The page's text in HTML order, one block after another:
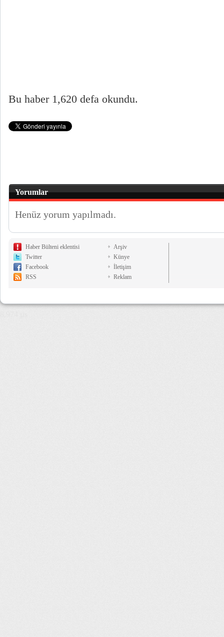
Bu haber 1,620 defa okundu.
Yorumlar
Henüz yorum yapılmadı.
Haber Bülteni eklentisi
Twitter
Facebook
RSS
Arşiv
Künye
İletişim
Reklam